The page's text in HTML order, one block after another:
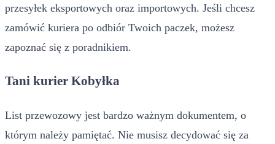
przesyłek eksportowych oraz importowych. Jeśli chcesz
zamówić kuriera po odbiór Twoich paczek, możesz
zapoznać się z poradnikiem.
Tani kurier Kobyłka
List przewozowy jest bardzo ważnym dokumentem, o
którym należy pamiętać. Nie musisz decydować się za